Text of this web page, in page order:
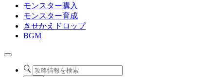
モンスター購入
モンスター育成
きせかえドロップ
BGM